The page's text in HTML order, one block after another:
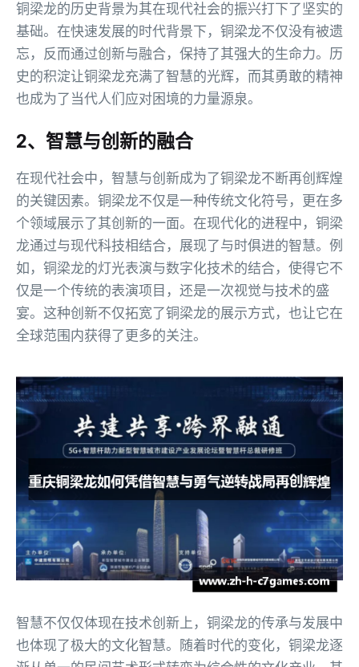
铜梁龙的历史背景为其在现代社会的振兴打下了坚实的
基础。在快速发展的时代背景下，铜梁龙不仅没有被遗
忘，反而通过创新与融合，保持了其强大的生命力。历
史的积淀让铜梁龙充满了智慧的光辉，而其勇敢的精神
也成为了当代人们应对困境的力量源泉。
2、智慧与创新的融合
在现代社会中，智慧与创新成为了铜梁龙不断再创辉煌
的关键因素。铜梁龙不仅是一种传统文化符号，更在多
个领域展示了其创新的一面。在现代化的进程中，铜梁
龙通过与现代科技相结合，展现了与时俱进的智慧。例
如，铜梁龙的灯光表演与数字化技术的结合，使得它不
仅是一个传统的表演项目，还是一次视觉与技术的盛
宴。这种创新不仅拓宽了铜梁龙的展示方式，也让它在
全球范围内获得了更多的关注。
智慧不仅仅体现在技术创新上，铜梁龙的传承与发展中
也体现了极大的文化智慧。随着时代的变化，铜梁龙逐